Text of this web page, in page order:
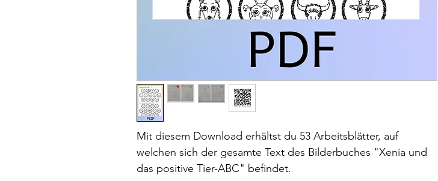
Mit diesem Download erhältst du 53 Arbeitsblätter, auf
welchen sich der gesamte Text des Bilderbuches "Xenia und
das positive Tier-ABC" befindet.